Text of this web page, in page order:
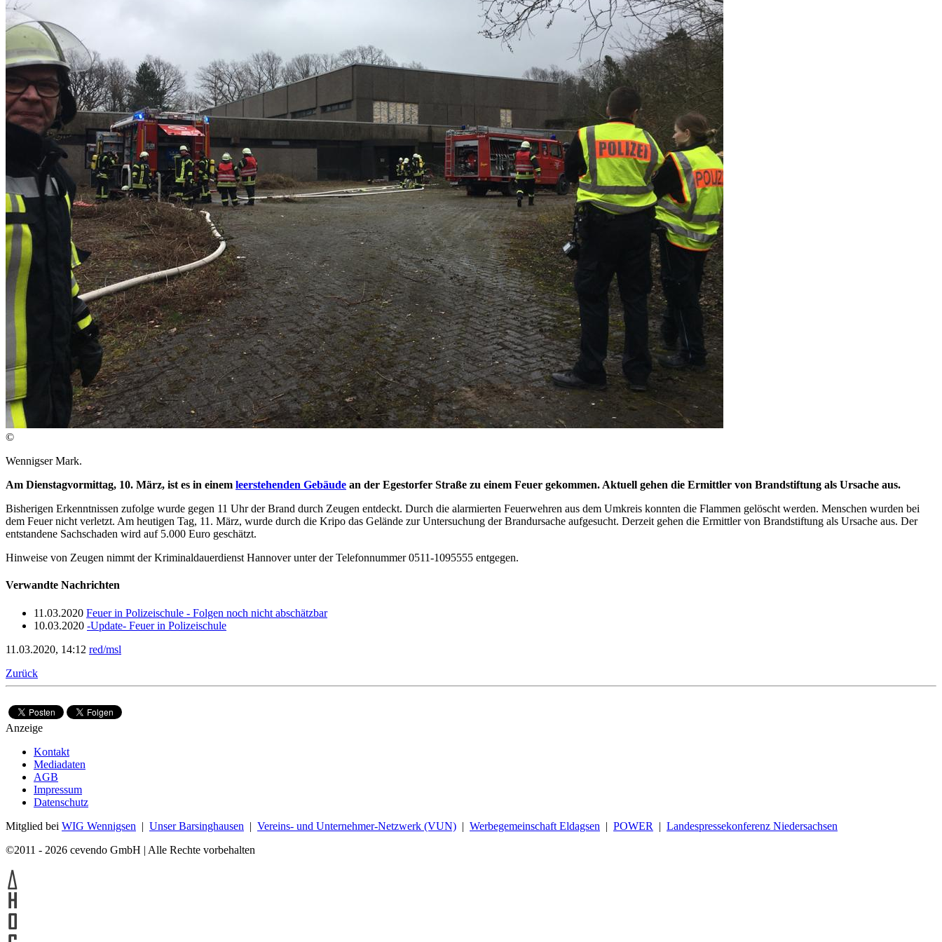
©
Wennigser Mark.
Am Dienstagvormittag, 10. März, ist es in einem leerstehenden Gebäude an der Egestorfer Straße zu einem Feuer gekommen. Aktuell gehen die Ermittler von Brandstiftung als Ursache aus.
Bisherigen Erkenntnissen zufolge wurde gegen 11 Uhr der Brand durch Zeugen entdeckt. Durch die alarmierten Feuerwehren aus dem Umkreis konnten die Flammen gelöscht werden. Menschen wurden bei
dem Feuer nicht verletzt. Am heutigen Tag, 11. März, wurde durch die Kripo das Gelände zur Untersuchung der Brandursache aufgesucht. Derzeit gehen die Ermittler von Brandstiftung als Ursache aus. Der
entstandene Sachschaden wird auf 5.000 Euro geschätzt.
Hinweise von Zeugen nimmt der Kriminaldauerdienst Hannover unter der Telefonnummer 0511-1095555 entgegen.
Verwandte Nachrichten
11.03.2020 Feuer in Polizeischule - Folgen noch nicht abschätzbar
10.03.2020 -Update- Feuer in Polizeischule
11.03.2020, 14:12 red/msl
Zurück
Anzeige
Kontakt
Mediadaten
AGB
Impressum
Datenschutz
Mitglied bei WIG Wennigsen | Unser Barsinghausen | Vereins- und Unternehmer-Netzwerk (VUN) | Werbegemeinschaft Eldagsen | POWER | Landespressekonferenz Niedersachsen
©2011 - 2026 cevendo GmbH | Alle Rechte vorbehalten